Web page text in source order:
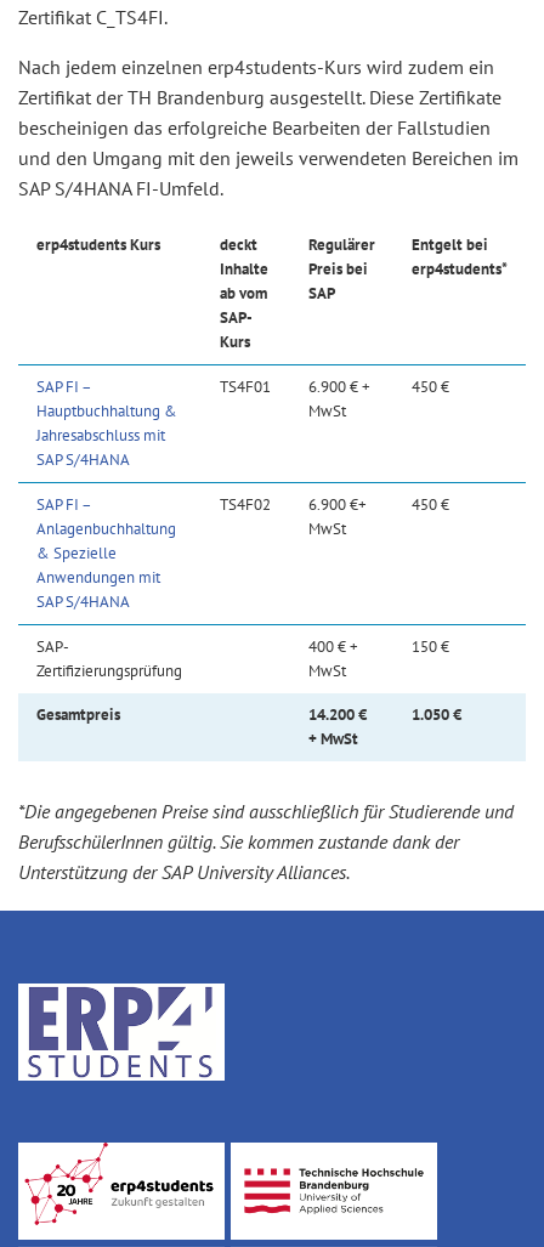
Zertifikat C_TS4FI.
Nach jedem einzelnen erp4students-Kurs wird zudem ein
Zertifikat der TH Brandenburg ausgestellt. Diese Zertifikate
bescheinigen das erfolgreiche Bearbeiten der Fallstudien
und den Umgang mit den jeweils verwendeten Bereichen im
SAP S/4HANA FI-Umfeld.
erp4students Kurs
deckt
Inhalte
ab vom
SAP-
Kurs
Regulärer
Preis bei
SAP
Entgelt bei
erp4students*
Gesamtpreis
14.200 €
+ MwSt
1.050 €
SAP FI –
Hauptbuchhaltung &
Jahresabschluss mit
SAP S/4HANA
TS4F01
6.900 € +
MwSt
450 €
SAP FI –
Anlagenbuchhaltung
& Spezielle
Anwendungen mit
SAP S/4HANA
TS4F02
6.900 €+
MwSt
450 €
SAP-
Zertifizierungsprüfung
400 € +
MwSt
150 €
*Die angegebenen Preise sind ausschließlich für Studierende und
BerufsschülerInnen gültig. Sie kommen zustande dank der
Unterstützung der SAP University Alliances.